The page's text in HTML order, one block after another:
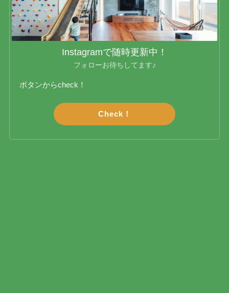
Instagramで随時更新中！
フォローお待ちしてます♪
ボタンからcheck！
Check！